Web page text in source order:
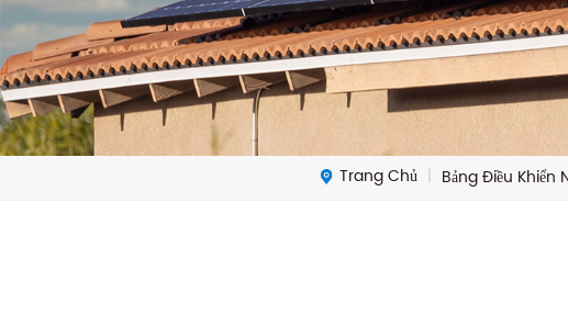
Trang Chủ | Bảng Điều Khiển